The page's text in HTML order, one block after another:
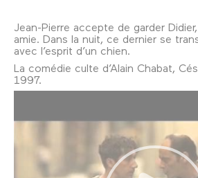
Jean-Pierre accepte de garder
amie. Dans la nuit, ce dernier se
avec l’esprit d’un chien.
La comédie culte d’Alain Chabat,
1997.